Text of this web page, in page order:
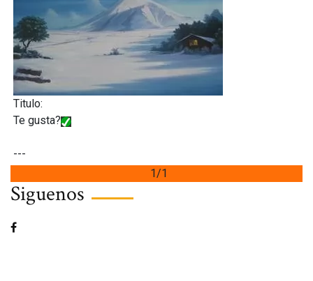
Titulo:
Te gusta?
---
1/1
Siguenos